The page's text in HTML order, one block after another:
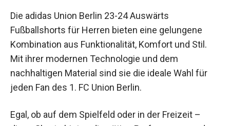
Die adidas Union Berlin 23-24 Auswärts
Fußballshorts für Herren bieten eine gelungene
Kombination aus Funktionalität, Komfort und Stil.
Mit ihrer modernen Technologie und dem
nachhaltigen Material sind sie die ideale Wahl für
jeden Fan des 1. FC Union Berlin.
Egal, ob auf dem Spielfeld oder in der Freizeit –